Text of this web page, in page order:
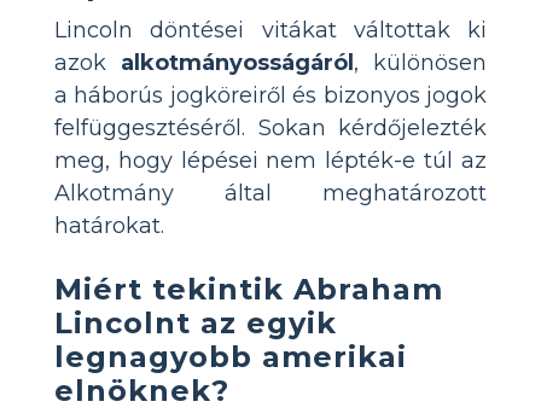
Lincoln döntései vitákat váltottak ki
azok alkotmányosságáról , különösen
a háborús jogköreiről és bizonyos jogok
felfüggesztéséről. Sokan kérdőjelezték
meg, hogy lépései nem lépték-e túl az
Alkotmány által meghatározott
határokat.
Miért tekintik Abraham
Lincolnt az egyik
legnagyobb amerikai
elnöknek?